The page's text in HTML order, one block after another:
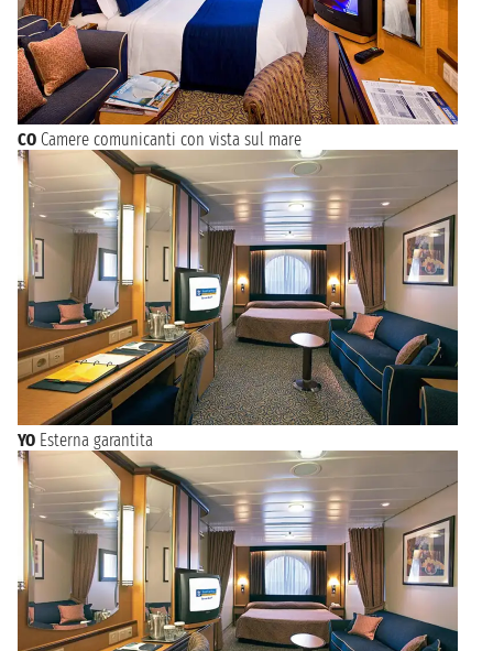
CO Camere comunicanti con vista sul mare
YO Esterna garantita